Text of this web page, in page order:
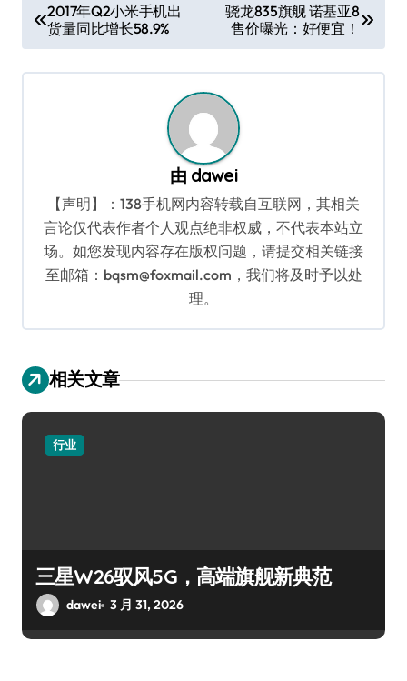
章
导
2017年Q2小米手机出
货量同比增长58.9%
骁龙835旗舰 诺基亚8
售价曝光：好便宜！
由 dawei
【声明】：138手机网内容转载自互联网，其相关
言论仅代表作者个人观点绝非权威，不代表本站立
场。如您发现内容存在版权问题，请提交相关链接
至邮箱：bqsm@foxmail.com，我们将及时予以处
理。
相关文章
行业
三星W26驭风5G，高端旗舰新典范
dawei 3 月 31, 2026